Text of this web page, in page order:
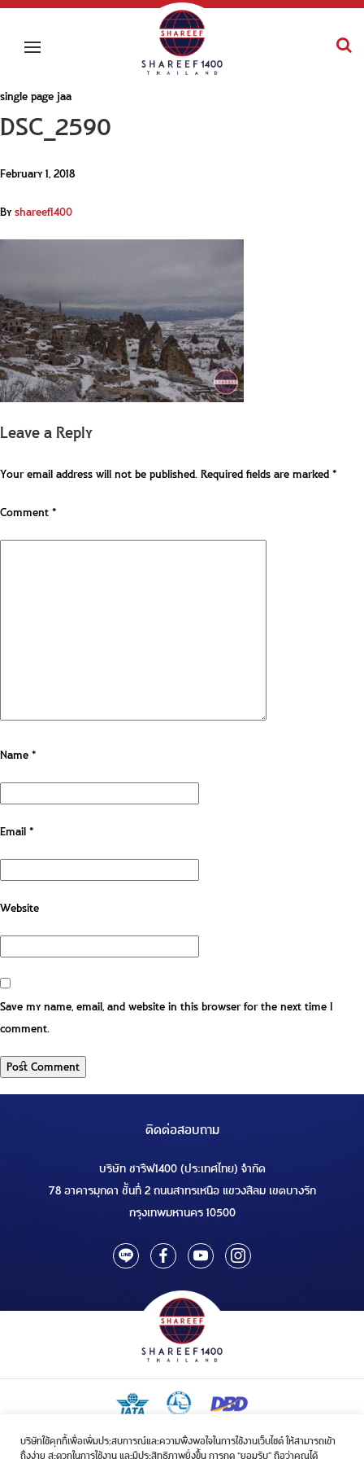
บริษัทใช้คุกกี้เพื่อเพิ่มประสบการณ์และความพึงพอใจในการใช้งานเว็บไซต์ ให้สามารถเข้า
ถึงง่าย สะดวกในการใช้งาน และมีประสิทธิภาพยิ่งขึ้น การกด “ยอมรับ” ถือว่าคุณได้
single page jaa
DSC_2590
February 1, 2018
Byshareef1400
Leave a Reply
Your email address will not be published.Required fields are marked*
Comment*
Name*
Email*
Website
Save my name, email, and website in this browser for the next time I
comment.
ติดต่อสอบถาม
บริษัท ชารีฟ1400 (ประเทศไทย) จำกัด
78 อาคารมุกดา ชั้นที่ 2 ถนนสาทรเหนือ แขวงสีลม เขตบางรัก
กรุงเทพมหานคร 10500
ใบอนุญาตเป็นผู้ประกอบกิจการรับจัดบริการขนส่งในกิจการฮัจย์เลขที่ 1/2568